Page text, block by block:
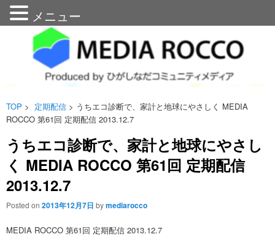
メディアろっこう
TOP > 定期配信 > うちエコ診断で、家計と地球にやさしく MEDIA
ROCCO 第61回 定期配信 2013.12.7
うちエコ診断で、家計と地球にやさし
く MEDIA ROCCO 第61回 定期配信
2013.12.7
Posted on2013年12月7日 bymediarocco
MEDIA ROCCO 第61回 定期配信 2013.12.7
メニュー